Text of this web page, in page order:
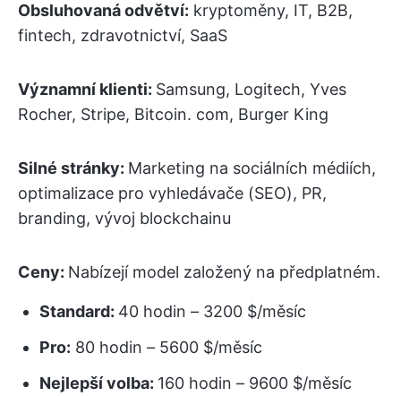
Obsluhovaná odvětví: kryptoměny, IT, B2B,
fintech, zdravotnictví, SaaS
Významní klienti: Samsung, Logitech, Yves
Rocher, Stripe, Bitcoin. com, Burger King
Silné stránky: Marketing na sociálních médiích,
optimalizace pro vyhledávače (SEO), PR,
branding, vývoj blockchainu
Ceny: Nabízejí model založený na předplatném.
Standard: 40 hodin – 3200 $/měsíc
Pro: 80 hodin – 5600 $/měsíc
Nejlepší volba: 160 hodin – 9600 $/měsíc